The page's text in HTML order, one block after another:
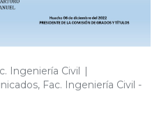
Ingeniería Civil
, Fac. Ingeniería Civil -